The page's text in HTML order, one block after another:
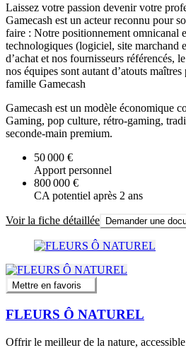
Laissez votre passion devenir votre
Gamecash est un acteur reconnu pour
faire : Notre positionnement omnicanal
technologiques (logiciel, site marchand
d’achat et nos fournisseurs référencés,
nos équipes sont autant d’atouts
famille Gamecash
Gamecash est un modèle économique
Gaming, pop culture, rétro-gaming,
seconde-main premium.
50 000 €
Apport personnel
800 000 €
CA potentiel après 2 ans
Voir la fiche détaillée Demander une
Mettre en favoris
FLEURS Ô NATUREL
Offrir le meilleur de la nature,